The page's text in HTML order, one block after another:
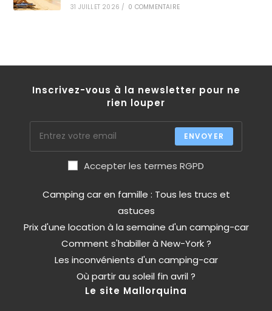
31 JUILLET 2026 / 0 COMMENTAIRE
Inscrivez-vous à la newsletter pour ne
rien louper
ENVOYER
Accepter les termes RGPD
Camping car en famille : Tous les trucs et
astuces
Prix d'une location à la semaine d'un camping-car
Comment s'habiller à New-York ?
Les inconvénients d'un camping-car
Où partir au soleil fin avril ?
Le site Mallorquina